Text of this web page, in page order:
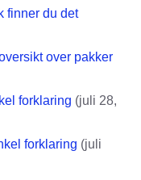
finner du det
over pakker
forklaring (juli 28,
forklaring (juli